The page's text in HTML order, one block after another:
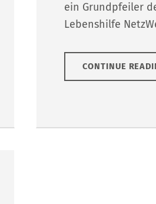
ein Grundpfeiler
Lebenshilfe
CONTINUE